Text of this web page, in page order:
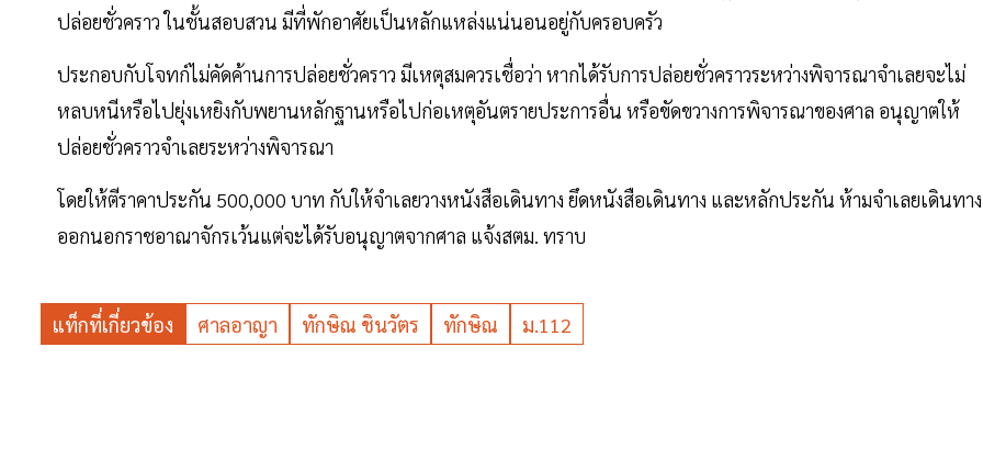
ปล่อยชั่วคราว ในชั้นสอบสวน มีที่พักอาศัยเป็นหลักแหล่งแน่นอนอยู่กับครอบครัว
ประกอบกับโจทก์ไม่คัดค้านการปล่อยชั่วคราว มีเหตุสมควรเชื่อว่า หากได้รับการปล่อยชั่วคราวระหว่างพิจารณาจำเลยจะไม่
หลบหนีหรือไปยุ่งเหยิงกับพยานหลักฐานหรือไปก่อเหตุอันตรายประการอื่น หรือขัดขวางการพิจารณาของศาล อนุญาตให้
ปล่อยชั่วคราวจำเลยระหว่างพิจารณา
โดยให้ตีราคาประกัน 500,000 บาท กับให้จำเลยวางหนังสือเดินทาง ยึดหนังสือเดินทาง และหลักประกัน ห้ามจำเลยเดินทาง
ออกนอกราชอาณาจักรเว้นแต่จะได้รับอนุญาตจากศาล แจ้งสตม. ทราบ
แท็กที่เกี่ยวข้อง ศาลอาญา ทักษิณ ชินวัตร ทักษิณ ม.112